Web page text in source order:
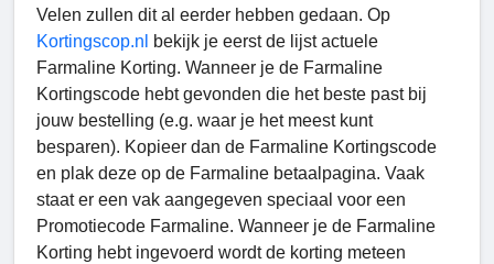
Velen zullen dit al eerder hebben gedaan. Op
Kortingscop.nl
bekijk je eerst de lijst actuele
Farmaline Korting. Wanneer je de Farmaline
Kortingscode hebt gevonden die het beste past bij
jouw bestelling (e.g. waar je het meest kunt
besparen). Kopieer dan de Farmaline Kortingscode
en plak deze op de Farmaline betaalpagina. Vaak
staat er een vak aangegeven speciaal voor een
Promotiecode Farmaline. Wanneer je de Farmaline
Korting hebt ingevoerd wordt de korting meteen